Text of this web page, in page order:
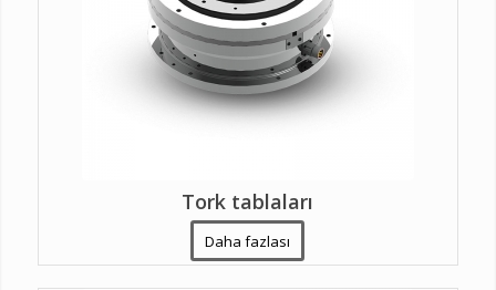
Tork tablaları
Daha fazlası